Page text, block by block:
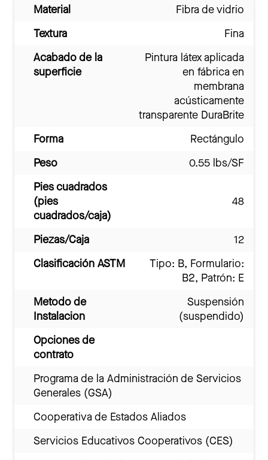
Material
Fibra de vidrio
Textura
Fina
Acabado de la
superficie
Pintura látex aplicada
en fábrica en
membrana
acústicamente
transparente DuraBrite
Forma
Rectángulo
Peso
0.55 lbs/SF
Pies cuadrados
(pies
cuadrados/caja)
48
Piezas/Caja
12
Clasificación ASTM
Tipo: B, Formulario:
B2, Patrón: E
Metodo de
Instalacion
Suspensión
(suspendido)
Opciones de
contrato
Programa de la Administración de Servicios
Generales (GSA)
Cooperativa de Estados Aliados
Servicios Educativos Cooperativos (CES)